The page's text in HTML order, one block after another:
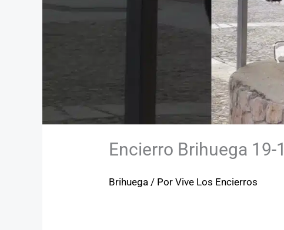
Encierro Brihuega
Brihuega / PorVive Los Encierros